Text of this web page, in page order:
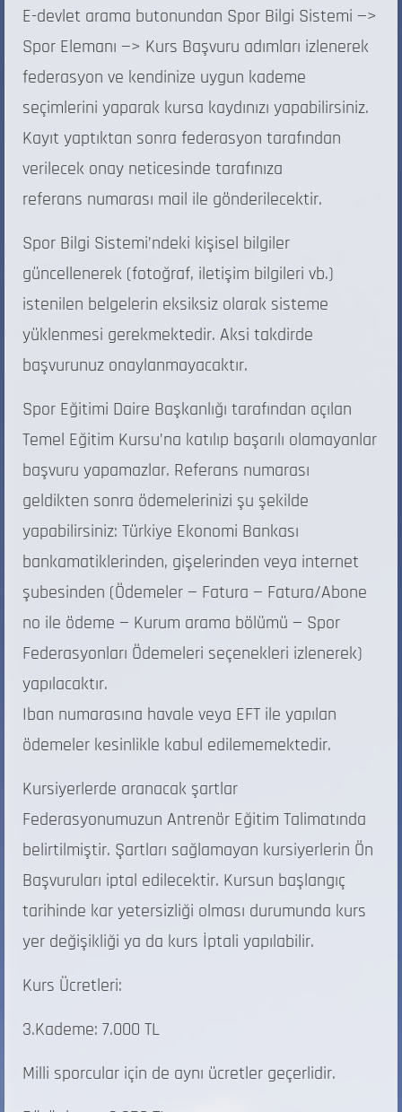
E-devlet arama butonundan Spor Bilgi Sistemi —>
Spor Elemanı —> Kurs Başvuru adımları izlenerek
federasyon ve kendinize uygun kademe
seçimlerini yaparak kursa kaydınızı yapabilirsiniz.
Kayıt yaptıktan sonra federasyon tarafından
verilecek onay neticesinde tarafınıza
referans numarası mail ile gönderilecektir.
Spor Bilgi Sistemi’ndeki kişisel bilgiler
güncellenerek (fotoğraf, iletişim bilgileri vb.)
istenilen belgelerin eksiksiz olarak sisteme
yüklenmesi gerekmektedir. Aksi takdirde
başvurunuz onaylanmayacaktır.
Spor Eğitimi Daire Başkanlığı tarafından açılan
Temel Eğitim Kursu’na katılıp başarılı olamayanlar
başvuru yapamazlar. Referans numarası
geldikten sonra ödemelerinizi şu şekilde
yapabilirsiniz: Türkiye Ekonomi Bankası
bankamatiklerinden, gişelerinden veya internet
şubesinden (Ödemeler — Fatura — Fatura/Abone
no ile ödeme — Kurum arama bölümü — Spor
Federasyonları Ödemeleri seçenekleri izlenerek)
yapılacaktır.
Iban numarasına havale veya EFT ile yapılan
ödemeler kesinlikle kabul edilememektedir.
Kursiyerlerde aranacak şartlar
Federasyonumuzun Antrenör Eğitim Talimatında
belirtilmiştir. Şartları sağlamayan kursiyerlerin Ön
Başvuruları iptal edilecektir. Kursun başlangıç
tarihinde kar yetersizliği olması durumunda kurs
yer değişikliği ya da kurs İptali yapılabilir.
Kurs Ücretleri:
3.Kademe: 7.000 TL
Milli sporcular için de aynı ücretler geçerlidir.